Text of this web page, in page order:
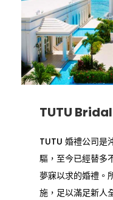
TUTU
TUTU 婚禮公司
驅，至今已經替多
夢寐以求的婚禮。
施，足以滿足新人